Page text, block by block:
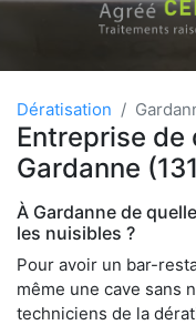
Dératisation
Entreprise de
Gardanne
À Gardanne de
les nuisibles ?
Pour avoir un bar-
même une cave sans
techniciens de la